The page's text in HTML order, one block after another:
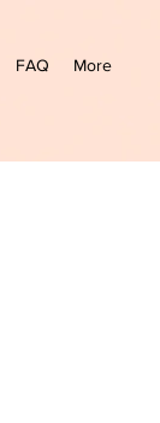
FAQ More